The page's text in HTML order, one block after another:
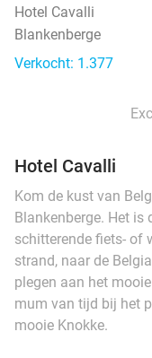
Hotel Cavalli
Blankenberge
Verkocht: 1.377
Hotel Cavalli
Kom de kust van
Blankenberge. Het is
schitterende fiets- of
strand, naar de
plegen aan het
mum van tijd bij het
mooie Knokke.